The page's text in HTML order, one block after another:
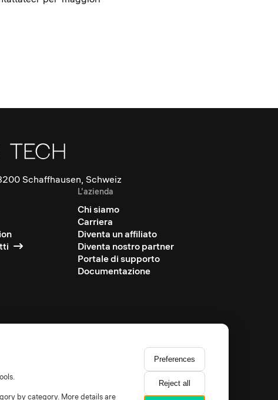
Schaffhausen, Schweiz
L'azienda
Chi siamo
Carriera
Diventa un affiliato
Diventa nostro partner
Portale di supporto
Documentazione
by category. More details are
Preferences
Reject all